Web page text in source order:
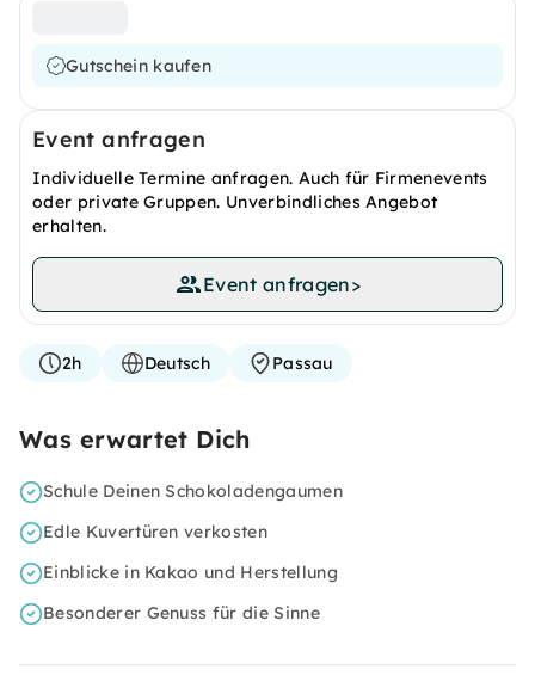
Gutschein kaufen
Event anfragen
Individuelle Termine anfragen. Auch für Firmenevents
oder private Gruppen. Unverbindliches Angebot
erhalten.
Event anfragen>
2h Deutsch Passau
Was erwartet Dich
Schule Deinen Schokoladengaumen
Edle Kuvertüren verkosten
Einblicke in Kakao und Herstellung
Besonderer Genuss für die Sinne